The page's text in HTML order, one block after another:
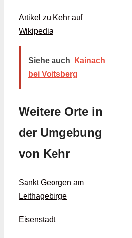
Artikel zu Kehr auf
Wikipedia
Siehe auch
Kainach
bei Voitsberg
Weitere Orte in
der Umgebung
von Kehr
Sankt Georgen am
Leithagebirge
Eisenstadt